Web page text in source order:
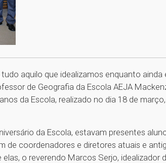
aquilo que idealizamos enquanto ainda
de Geografia da Escola AEJA
da Escola, realizado no dia 18 de
da Escola, estavam presentes
de coordenadores e diretores atuais e
o reverendo Marcos Serjo, idealizador